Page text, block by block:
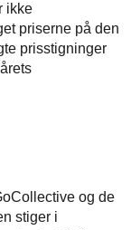
ikke
priserne på den
prisstigninger
og de
stiger i